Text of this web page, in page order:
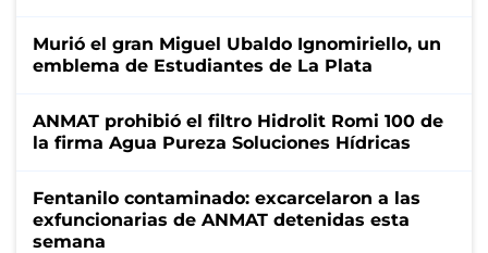
Murió el gran Miguel Ubaldo Ignomiriello, un
emblema de Estudiantes de La Plata
ANMAT prohibió el filtro Hidrolit Romi 100 de
la firma Agua Pureza Soluciones Hídricas
Fentanilo contaminado: excarcelaron a las
exfuncionarias de ANMAT detenidas esta
semana